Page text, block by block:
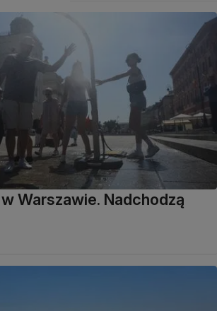
w Warszawie. Nadchodzą